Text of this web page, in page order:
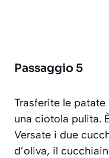
Passaggio 5
Trasferite le
una ciotola pulita.
Versate i due
d’oliva, il